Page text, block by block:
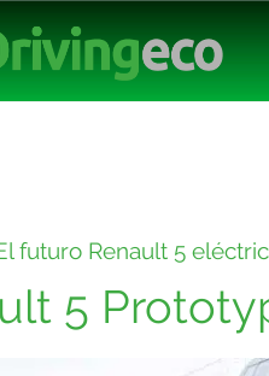
futuro Renault 5
5